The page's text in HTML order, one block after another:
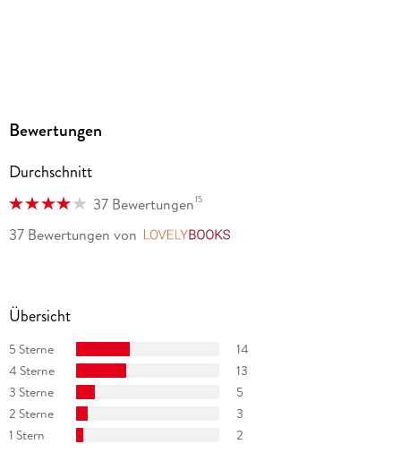
Bewertungen
Durchschnitt
37 Bewertungen15
37 Bewertungen von
Übersicht
5 Sterne
14
4 Sterne
13
3 Sterne
5
2 Sterne
3
1 Stern
2